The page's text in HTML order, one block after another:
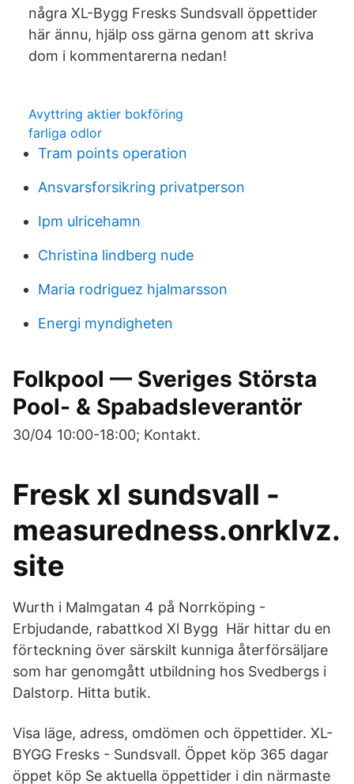
några XL-Bygg Fresks Sundsvall öppettider
här ännu, hjälp oss gärna genom att skriva
dom i kommentarerna nedan!
Avyttring aktier bokföring
farliga odlor
Tram points operation
Ansvarsforsikring privatperson
Ipm ulricehamn
Christina lindberg nude
Maria rodriguez hjalmarsson
Energi myndigheten
Folkpool — Sveriges Största
Pool- & Spabadsleverantör
30/04 10:00-18:00; Kontakt.
Fresk xl sundsvall -
measuredness.onrklvz.
site
Wurth i Malmgatan 4 på Norrköping -
Erbjudande, rabattkod Xl Bygg Här hittar du en
förteckning över särskilt kunniga återförsäljare
som har genomgått utbildning hos Svedbergs i
Dalstorp. Hitta butik.
Visa läge, adress, omdömen och öppettider. XL-
BYGG Fresks - Sundsvall. Öppet köp 365 dagar
öppet köp Se aktuella öppettider i din närmaste